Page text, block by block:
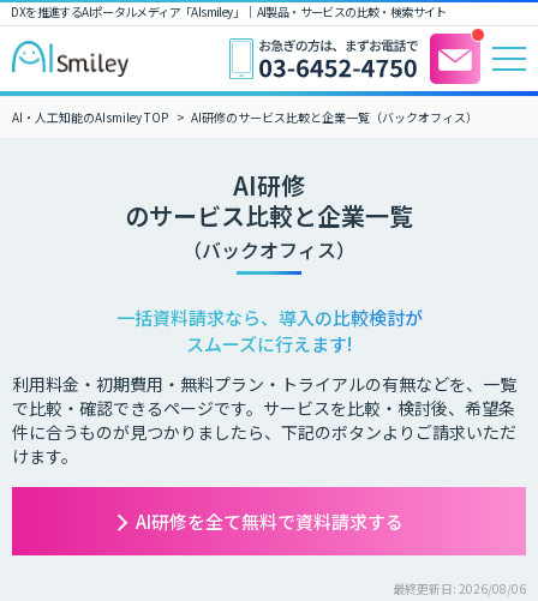
DXを推進するAIポータルメディア「AIsmiley」｜ AI製品・サービスの比較・検索サイト
AI・人工知能のAIsmiley TOP AI研修のサービス比較と企業一覧（バックオフィス）
AI研修
のサービス比較と企業一覧
（バックオフィス）
一括資料請求なら、導入の比較検討が
スムーズに行えます!
利用料金・初期費用・無料プラン・トライアルの有無などを、一覧
で比較・確認できるページです。サービスを比較・検討後、希望条
件に合うものが見つかりましたら、下記のボタンよりご請求いただ
けます。
AI研修を全て無料で資料請求する
最終更新日: 2026/08/06